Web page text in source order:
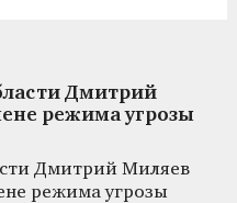
Дмитрий
режима угрозы
Дмитрий Миляев
режима угрозы